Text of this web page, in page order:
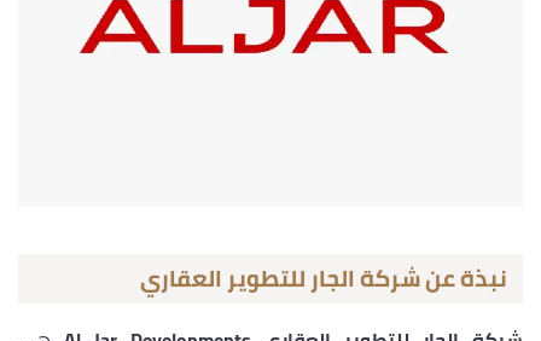
نبذة عن شركة الجار للتطوير العقاري